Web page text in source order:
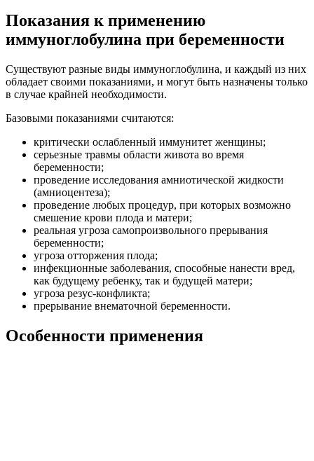
Показания к применению
иммуноглобулина при беременности
Существуют разные виды иммуноглобулина, и каждый из них
обладает своими показаниями, и могут быть назначены только
в случае крайней необходимости.
Базовыми показаниями считаются:
критически ослабленный иммунитет женщины;
серьезные травмы области живота во время
беременности;
проведение исследования амниотической жидкости
(амниоцентеза);
проведение любых процедур, при которых возможно
смешение крови плода и матери;
реальная угроза самопроизвольного прерывания
беременности;
угроза отторжения плода;
инфекционные заболевания, способные нанести вред,
как будущему ребенку, так и будущей матери;
угроза резус-конфликта;
прерывание внематочной беременности.
Особенности применения